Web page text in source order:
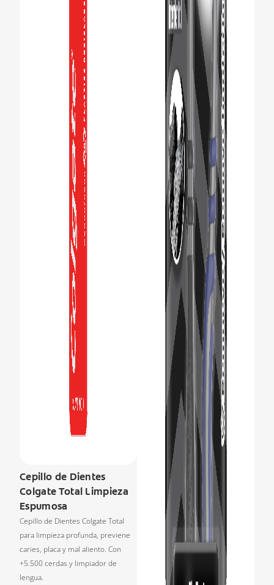
Cepillo de Dientes
Colgate Total Limpieza
Espumosa
Cepillo de Dientes Colgate Total
para limpieza profunda, previene
caries, placa y mal aliento. Con
+5.500 cerdas y limpiador de
lengua.